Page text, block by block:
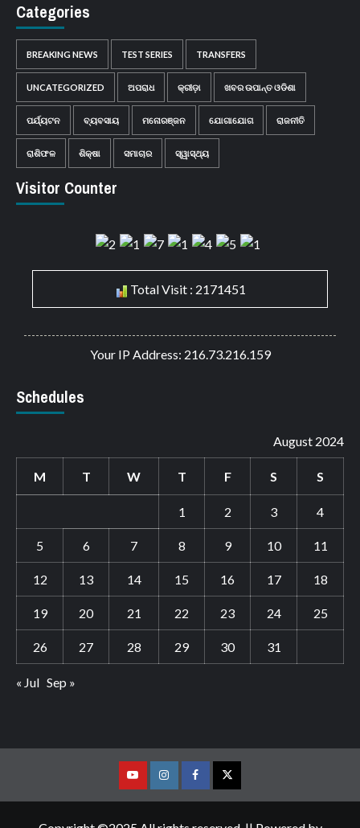
Categories
BREAKING NEWS TEST SERIES TRANSFERS
UNCATEGORIZED ଅପରାଧ କ୍ରୀଡ଼ା ଖବର ଉପାନ୍ତ ଓଡିଶା
ପର୍ଯ୍ୟଟନ ବ୍ୟବସାୟ ମନୋରଞ୍ଜନ ଯୋଗାଯୋଗ ରାଜନୀତି
ରାଶିଫଳ ଶିକ୍ଷା ସମାଚାର ସ୍ୱାସ୍ଥ୍ୟ
Visitor Counter
Total Visit : 2171451
Your IP Address: 216.73.216.159
Schedules
August 2024
M T W T F S S
1 2 3 4
5 6 7 8 9 10 11
12 13 14 15 16 17 18
19 20 21 22 23 24 25
26 27 28 29 30 31
« Jul Sep »
YoutubeVimeoFacebookTwitter